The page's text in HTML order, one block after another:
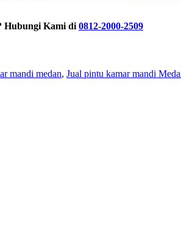
Hubungi Kami di 0812-2000-2509
mandi medan, Jual pintu kamar mandi